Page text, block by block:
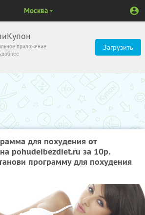
приложение
Загрузить
Москва
для похудения от
pohudeibezdiet.ru за 10р.
программу для похудения